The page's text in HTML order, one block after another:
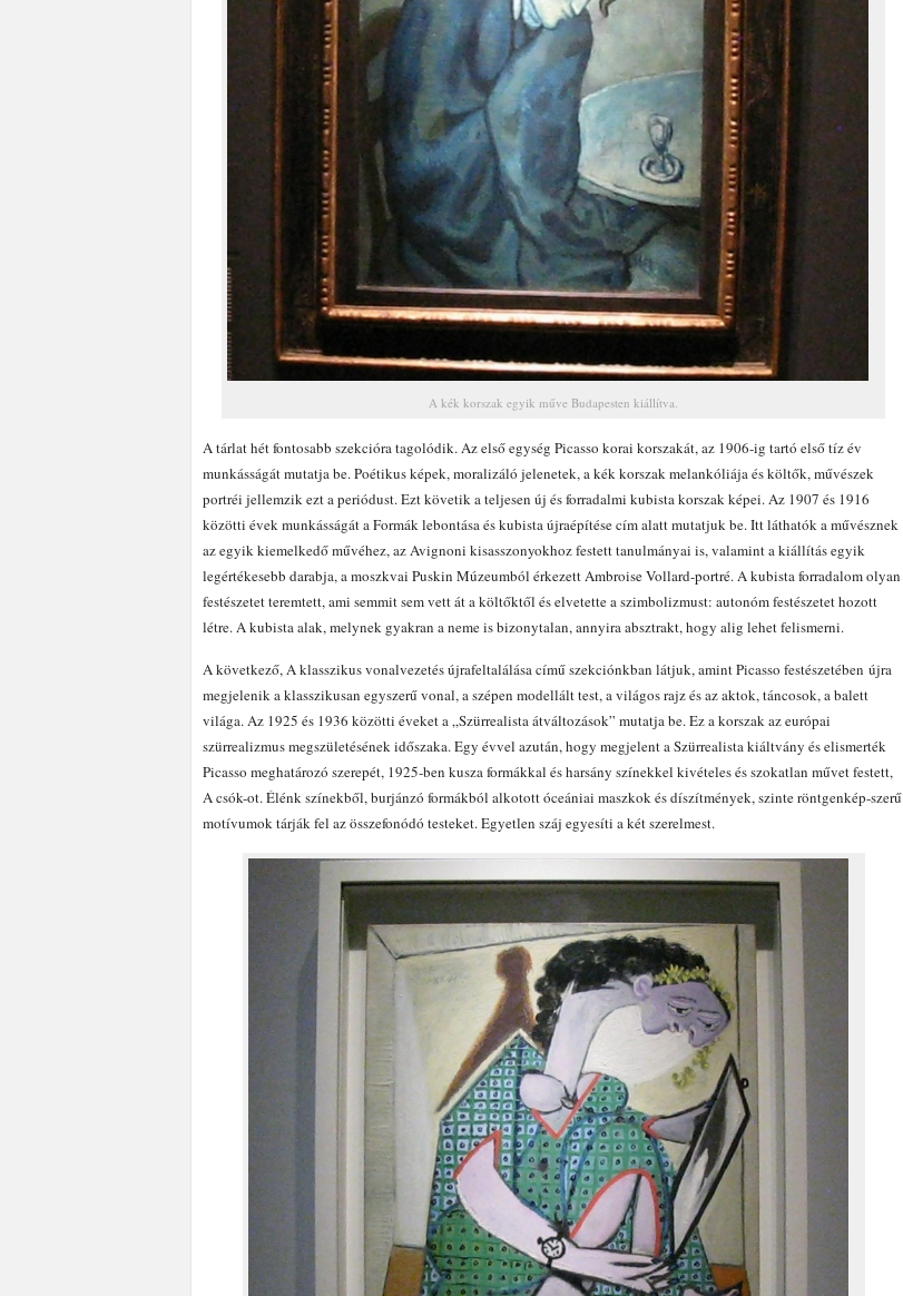
A kék korszak egyik műve Budapesten kiállítva.
A tárlat hét fontosabb szekcióra tagolódik. Az első egység Picasso korai korszakát, az 1906-ig tartó első tíz év
munkásságát mutatja be. Poétikus képek, moralizáló jelenetek, a kék korszak melankóliája és költők, művészek
portréi jellemzik ezt a periódust. Ezt követik a teljesen új és forradalmi kubista korszak képei. Az 1907 és 1916
közötti évek munkásságát a Formák lebontása és kubista újraépítése cím alatt mutatjuk be. Itt láthatók a művésznek
az egyik kiemelkedő művéhez, az Avignoni kisasszonyokhoz festett tanulmányai is, valamint a kiállítás egyik
legértékesebb darabja, a moszkvai Puskin Múzeumból érkezett Ambroise Vollard-portré. A kubista forradalom olyan
festészetet teremtett, ami semmit sem vett át a költőktől és elvetette a szimbolizmust: autonóm festészetet hozott
létre. A kubista alak, melynek gyakran a neme is bizonytalan, annyira absztrakt, hogy alig lehet felismerni.
A következő, A klasszikus vonalvezetés újrafeltalálása című szekciónkban látjuk, amint Picasso festészetében újra
megjelenik a klasszikusan egyszerű vonal, a szépen modellált test, a világos rajz és az aktok, táncosok, a balett
világa. Az 1925 és 1936 közötti éveket a „Szürrealista átváltozások” mutatja be. Ez a korszak az európai
szürrealizmus megszületésének időszaka. Egy évvel azután, hogy megjelent a Szürrealista kiáltvány és elismerték
Picasso meghatározó szerepét, 1925-ben kusza formákkal és harsány színekkel kivételes és szokatlan művet festett,
A csók-ot. Élénk színekből, burjánzó formákból alkotott óceániai maszkok és díszítmények, szinte röntgenkép-szerű
motívumok tárják fel az összefonódó testeket. Egyetlen száj egyesíti a két szerelmest.